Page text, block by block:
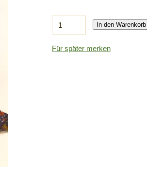
In den Warenkorb
Für später merken